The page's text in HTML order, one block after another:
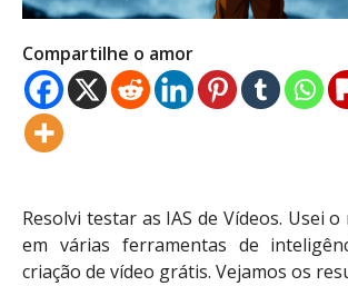
Compartilhe o amor
Resolvi testar as IAS de Vídeos. Usei
em várias ferramentas de
criação de vídeo grátis. Vejamos os